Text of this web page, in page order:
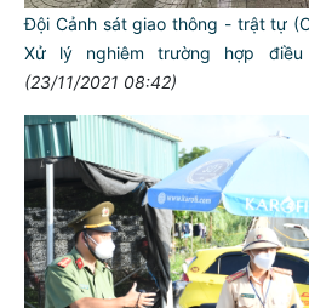
Đội Cảnh sát giao thông - trật tự
Xử lý nghiêm trường hợp
(23/11/2021 08:42)